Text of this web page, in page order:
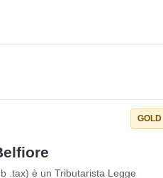
GOLD
.tax) è un Tributarista Legge